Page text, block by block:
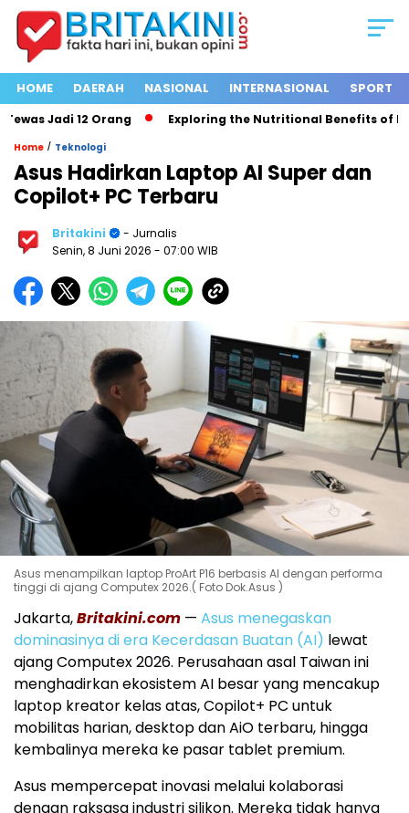
HOME DAERAH NASIONAL INTERNASIONAL SPORT
Jadi 12 Orang Exploring the Nutritional Benefits of
Home / Teknologi
Asus Hadirkan Laptop AI Super dan
Copilot+ PC Terbaru
Britakini
- Jurnalis
Senin, 8 Juni 2026 - 07:00 WIB
Asus menampilkan laptop ProArt P16 berbasis AI dengan performa
tinggi di ajang Computex 2026.( Foto Dok.Asus )
Jakarta,Britakini.com — Asus menegaskan
dominasinya di era Kecerdasan Buatan (AI) lewat
ajang Computex 2026. Perusahaan asal Taiwan ini
menghadirkan ekosistem AI besar yang mencakup
laptop kreator kelas atas, Copilot+ PC untuk
mobilitas harian, desktop dan AiO terbaru, hingga
kembalinya mereka ke pasar tablet premium.
Asus mempercepat inovasi melalui kolaborasi
dengan raksasa industri silikon. Mereka tidak hanya